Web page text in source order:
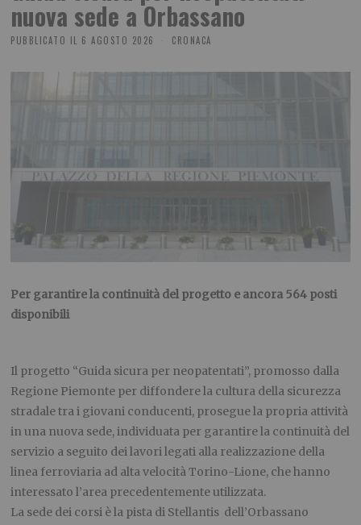
nuova sede a Orbassano
PUBBLICATO IL 6 AGOSTO 2026 CRONACA
Per garantire la continuità del progetto e ancora 564 posti
disponibili
Il progetto “Guida sicura per neopatentati”, promosso dalla
Regione Piemonte per diffondere la cultura della sicurezza
stradale tra i giovani conducenti, prosegue la propria attività
in una nuova sede, individuata per garantire la continuità del
servizio a seguito dei lavori legati alla realizzazione della
linea ferroviaria ad alta velocità Torino-Lione, che hanno
interessato l’area precedentemente utilizzata.
La sede dei corsi è la pista di Stellantis dell’Orbassano